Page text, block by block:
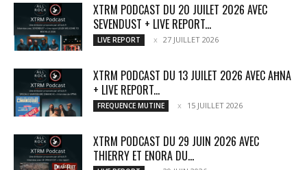
XTRM PODCAST DU 20 JUILET 2026 AVEC
SEVENDUST + LIVE REPORT...
LIVE REPORT 27 JUILLET 2026
XTRM PODCAST DU 13 JUILET 2026 AVEC AĦNA
+ LIVE REPORT...
FREQUENCE MUTINE 15 JUILLET 2026
XTRM PODCAST DU 29 JUIN 2026 AVEC
THIERRY ET ENORA DU...